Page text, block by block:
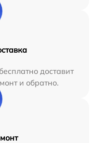
доставит
и обратно.